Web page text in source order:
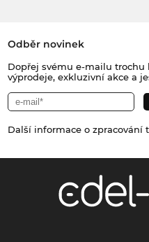
Odběr novinek
Dopřej svému e-mailu
výprodeje, exkluzivní akce a
Další informace o zpracování